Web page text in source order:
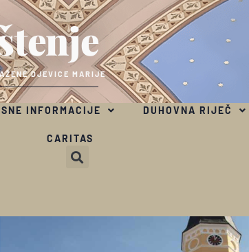
DJEVICE MARIJE
INFORMACIJE DUHOVNA RIJEČ
CARITAS